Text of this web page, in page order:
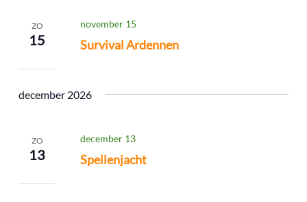
ZO
15 Survival Ardennen
november 15
december 2026
ZO
13 Spellenjacht
december 13